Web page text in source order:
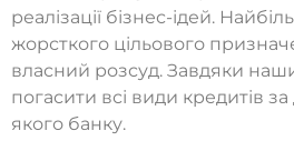
реалізації бізнес-ідей.
жорсткого цільового
власний розсуд. Завдяки
погасити всі види кредитів
якого банку.